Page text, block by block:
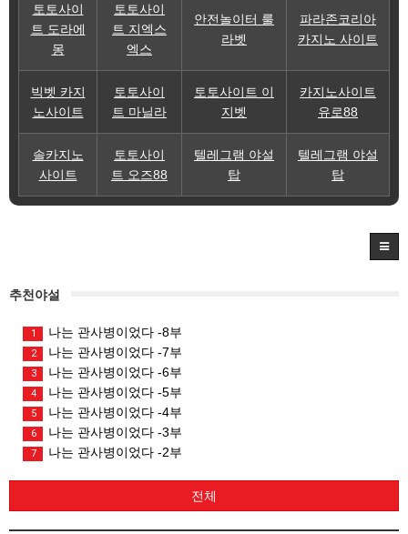
토토사이
트 도라에
몽
토토사이
트 지엑스
엑스
안전놀이터 룰
라벳
파라존코리아
카지노 사이트
빅벳 카지
노사이트
토토사이
트 마닐라
토토사이트 이
지벳
카지노사이트
유로88
솔카지노
사이트
토토사이
트 오즈88
텔레그램 야설
탑
텔레그램 야설
탑
추천야설
1 나는 관사병이었다 -8부
2 나는 관사병이었다 -7부
3 나는 관사병이었다 -6부
4 나는 관사병이었다 -5부
5 나는 관사병이었다 -4부
6 나는 관사병이었다 -3부
7 나는 관사병이었다 -2부
전체